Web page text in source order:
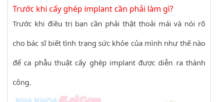
Trước khi cấy ghép implant cần phải làm gì?
Trước khi điều trị bạn cần phải thật thoải mái và nói rõ
cho bác sĩ biết tình trạng sức khỏe của mình như thế nào
để ca phẫu thuật cấy ghép implant được diễn ra thành
công.